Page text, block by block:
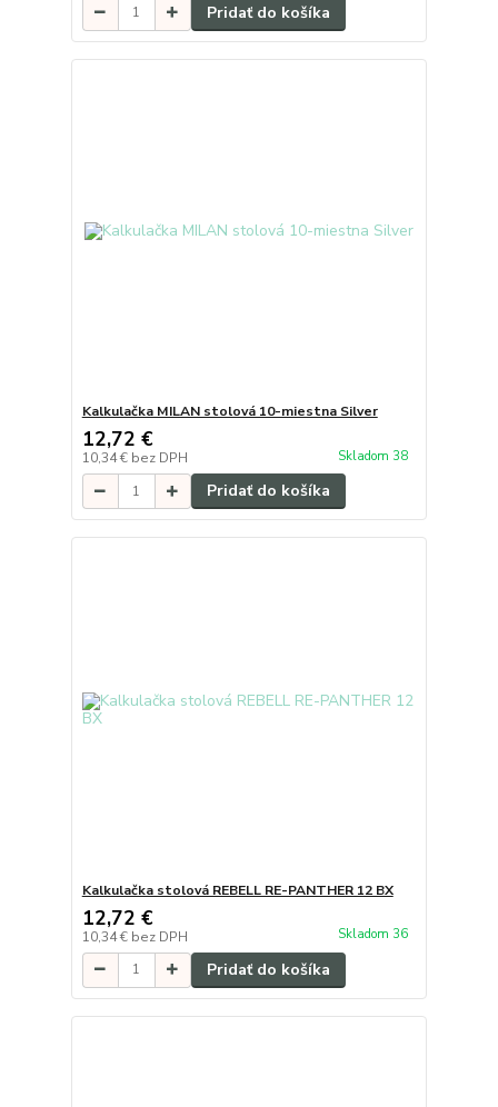
Pridať do košíka
Kalkulačka MILAN stolová 10-miestna Silver
12,72 €
10,34 € bez DPH Skladom 38
Pridať do košíka
Kalkulačka stolová REBELL RE-PANTHER 12 BX
12,72 €
10,34 € bez DPH Skladom 36
Pridať do košíka